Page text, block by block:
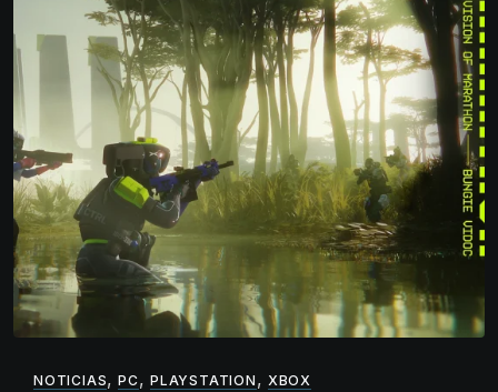
NOTICIAS,PC,PLAYSTATION , XBOX